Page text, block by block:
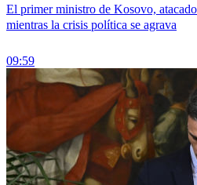
El primer ministro de Kosovo,
mientras la crisis política se agrava
09:59